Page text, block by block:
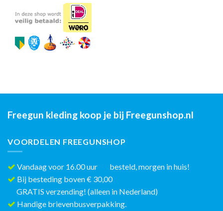
Freegun kleding koop je bij Freegunshop.nl
VOORDELEN FREEGUNSHOP
Vandaag voor 16.00 uur besteld, morgen in huis!
Bij besteding boven € 30,00
GRATIS verzending! (alleen in Nederland)
Handige brievenbusverpakking.